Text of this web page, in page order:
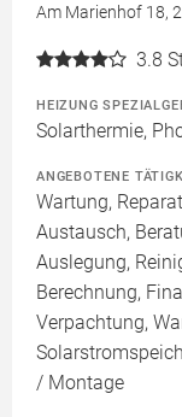
Am Marienhof 18,
3.8
HEIZUNG
Solarthermie,
ANGEBOTENE
Wartung,
Austausch,
Auslegung,
Berechnung,
Verpachtung,
/ Montage